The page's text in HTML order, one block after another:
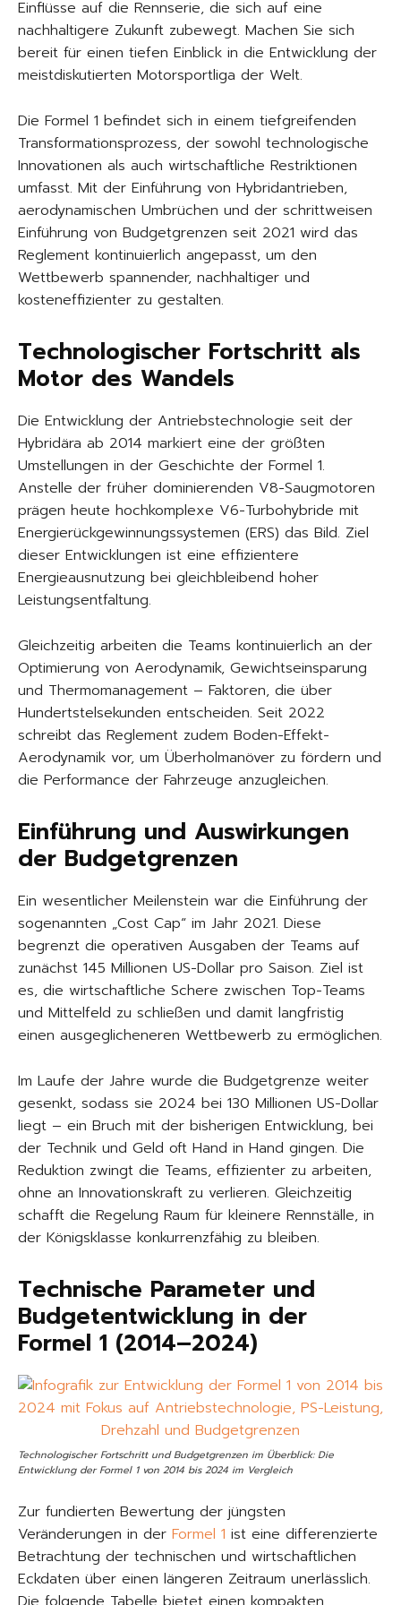
Einflüsse auf die Rennserie, die sich auf eine
nachhaltigere Zukunft zubewegt. Machen Sie sich
bereit für einen tiefen Einblick in die Entwicklung der
meistdiskutierten Motorsportliga der Welt.
Die Formel 1 befindet sich in einem tiefgreifenden
Transformationsprozess, der sowohl technologische
Innovationen als auch wirtschaftliche Restriktionen
umfasst. Mit der Einführung von Hybridantrieben,
aerodynamischen Umbrüchen und der schrittweisen
Einführung von Budgetgrenzen seit 2021 wird das
Reglement kontinuierlich angepasst, um den
Wettbewerb spannender, nachhaltiger und
kosteneffizienter zu gestalten.
Technologischer Fortschritt als
Motor des Wandels
Die Entwicklung der Antriebstechnologie seit der
Hybridära ab 2014 markiert eine der größten
Umstellungen in der Geschichte der Formel 1.
Anstelle der früher dominierenden V8-Saugmotoren
prägen heute hochkomplexe V6-Turbohybride mit
Energierückgewinnungssystemen (ERS) das Bild. Ziel
dieser Entwicklungen ist eine effizientere
Energieausnutzung bei gleichbleibend hoher
Leistungsentfaltung.
Gleichzeitig arbeiten die Teams kontinuierlich an der
Optimierung von Aerodynamik, Gewichtseinsparung
und Thermomanagement – Faktoren, die über
Hundertstelsekunden entscheiden. Seit 2022
schreibt das Reglement zudem Boden-Effekt-
Aerodynamik vor, um Überholmanöver zu fördern und
die Performance der Fahrzeuge anzugleichen.
Einführung und Auswirkungen
der Budgetgrenzen
Ein wesentlicher Meilenstein war die Einführung der
sogenannten „Cost Cap“ im Jahr 2021. Diese
begrenzt die operativen Ausgaben der Teams auf
zunächst 145 Millionen US-Dollar pro Saison. Ziel ist
es, die wirtschaftliche Schere zwischen Top-Teams
und Mittelfeld zu schließen und damit langfristig
einen ausgeglicheneren Wettbewerb zu ermöglichen.
Im Laufe der Jahre wurde die Budgetgrenze weiter
gesenkt, sodass sie 2024 bei 130 Millionen US-Dollar
liegt – ein Bruch mit der bisherigen Entwicklung, bei
der Technik und Geld oft Hand in Hand gingen. Die
Reduktion zwingt die Teams, effizienter zu arbeiten,
ohne an Innovationskraft zu verlieren. Gleichzeitig
schafft die Regelung Raum für kleinere Rennställe, in
der Königsklasse konkurrenzfähig zu bleiben.
Technische Parameter und
Budgetentwicklung in der
Formel 1 (2014–2024)
Technologischer Fortschritt und Budgetgrenzen im Überblick: Die
Entwicklung der Formel 1 von 2014 bis 2024 im Vergleich
Zur fundierten Bewertung der jüngsten
Veränderungen in der Formel 1 ist eine differenzierte
Betrachtung der technischen und wirtschaftlichen
Eckdaten über einen längeren Zeitraum unerlässlich.